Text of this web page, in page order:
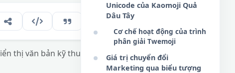
thị văn bản kỹ thuật số và gia tăng tương
Unicode của Kaomoji Quả
Dâu Tây
Cơ chế hoạt động của trình
phân giải Twemoji
Giá trị chuyển đổi
Marketing qua biểu tượng